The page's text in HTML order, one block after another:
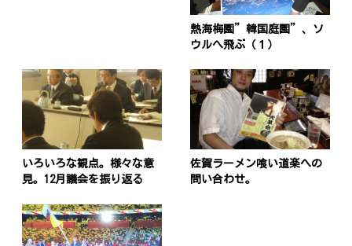
熱海梅園”韓国庭園”、ソ
ウルへ飛ぶ（１）
いろいろな観点。様々な意
見。12月議会を振り返る
佐賀ラーメン喰い道楽への
問い合わせ。